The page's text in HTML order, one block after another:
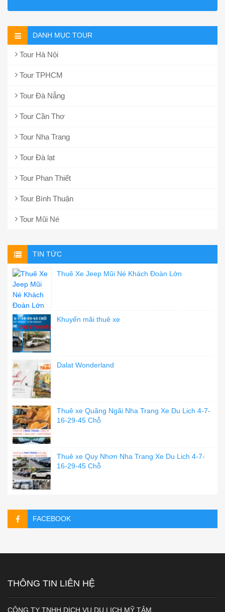
DANH MỤC TOUR
Tour Hà Nội
Tour TPHCM
Tour Đà Nẵng
Tour Cần Thơ
Tour Nha Trang
Tour Đà lạt
Tour Phan Thiết
Tour Bình Thuận
Tour Mũi Né
TIN TỨC
Thuê Xe Jeep Mũi Né Khách Đoàn Lớn
Khuyến mãi thuê xe
Dalat Wonderland
Thuê xe Quãng Ngãi Nha Trang Xe Du Lich 4-7-
16-29-45 Chỗ
Thuê xe Quy Nhơn Nha Trang Xe Du Lich 4-7-
16-29-45 Chỗ
FACEBOOK
THÔNG TIN LIÊN HỆ
CÔNG TY TNHH DỊCH VỤ DU LỊCH MỸ TÂM